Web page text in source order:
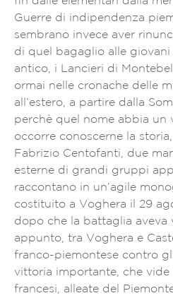
Guerre di indipendenza
sembrano invece aver
di quel bagaglio alle
antico, i Lancieri di
ormai nelle cronache delle
all’estero, a partire dalla
perchè quel nome abbia un
occorre conoscerne la
Fabrizio Centofanti, due
esterne di grandi gruppi
raccontano in un’agile
costituito a Voghera il 29
dopo che la battaglia aveva
appunto, tra Voghera e
franco-piemontese contro
vittoria importante, che
francesi, alleate del